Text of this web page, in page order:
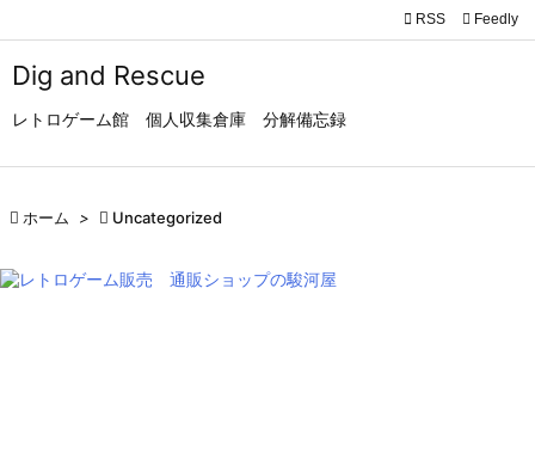
Dig and Rescue
レトロゲーム館 個人収集倉庫 分解備忘録


 RSS Feedly
 ホーム >  Uncategorized